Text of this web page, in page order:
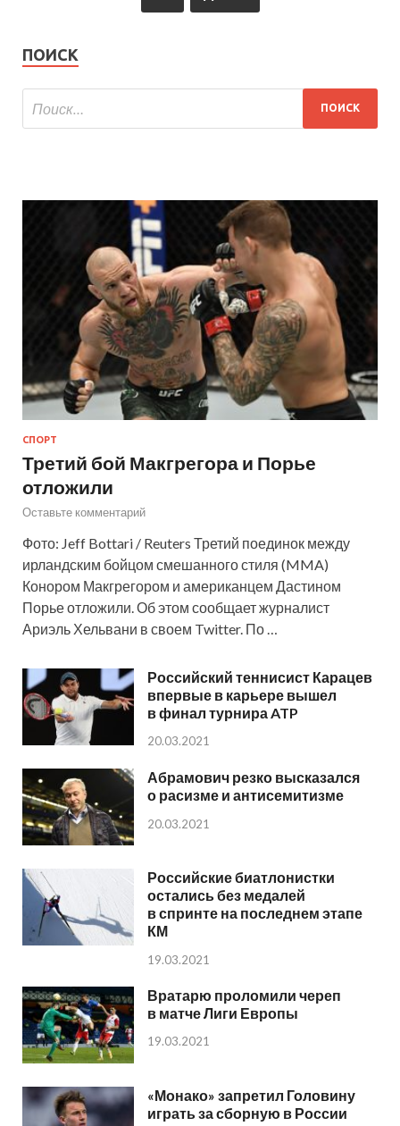
ПОИСК
СПОРТ
Третий бой Макгрегора и Порье
отложили
Оставьте комментарий
Фото: Jeff Bottari / Reuters Третий поединок между
ирландским бойцом смешанного стиля (MMA)
Конором Макгрегором и американцем Дастином
Порье отложили. Об этом сообщает журналист
Ариэль Хельвани в своем Twitter. По …
Российский теннисист Карацев
впервые в карьере вышел
в финал турнира ATP
20.03.2021
Абрамович резко высказался
о расизме и антисемитизме
20.03.2021
Российские биатлонистки
остались без медалей
в спринте на последнем этапе
КМ
19.03.2021
Вратарю проломили череп
в матче Лиги Европы
19.03.2021
«Монако» запретил Головину
играть за сборную в России